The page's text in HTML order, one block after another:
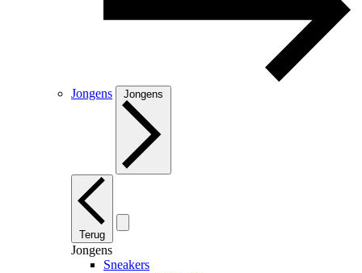
Jongens Jongens
Terug
Jongens
Sneakers